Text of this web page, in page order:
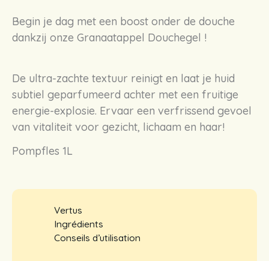
Begin je dag met een boost onder de douche
dankzij onze Granaatappel Douchegel !
De ultra-zachte textuur reinigt en laat je huid
subtiel geparfumeerd achter met een fruitige
energie-explosie. Ervaar een verfrissend gevoel
van vitaliteit voor gezicht, lichaam en haar!
Pompfles 1L
Vertus
Ingrédients
Conseils d’utilisation